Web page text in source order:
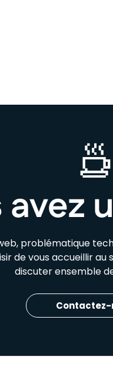
avez
problématique
de vous accueillir
discuter ensemble
Contactez-